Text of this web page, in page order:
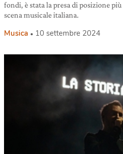
fondi, è stata la presa di posizione
scena musicale italiana.
Musica 10 settembre 2024